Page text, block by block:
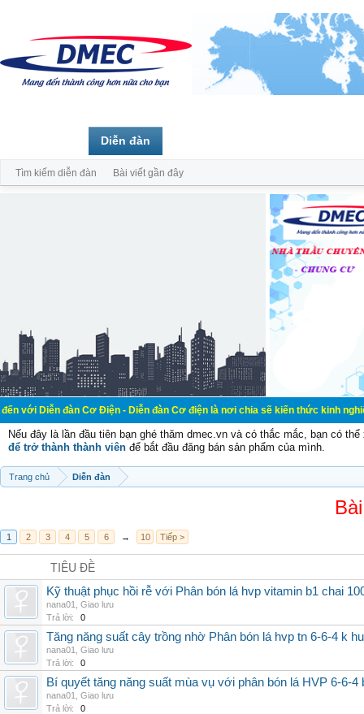
đàn Cơ Điện - Diễn đàn Cơ điện là nơi chia sẽ kiến thức kinh nghiệm
Nếu đây là lần đầu tiên bạn ghé thăm dmec.vn và có thắc mắc, bạn có
để trở thành thành viên để bắt đầu đăng bán sản phẩm của mình.
Trang chủ Diễn đàn
1 2 3 4 5 6 → 10 Tiếp >
TIÊU ĐỀ
Kỹ thuật phục hồi rễ với Phân bón lá hvp vitamin b1 chai
nana01
Giao lưu
Trả lời:
0
Tăng năng suất cây trồng nhờ Phân bón lá hvp tn 6-6-4 k
nana01
Giao lưu
Trả lời:
0
Bí quyết tăng năng suất mùa vụ với phân bón lá HVP 6-6-4
nana01
Giao lưu
Trả lời:
0
Diễn đàn
Tìm kiếm diễn đàn Bài viết gần đây